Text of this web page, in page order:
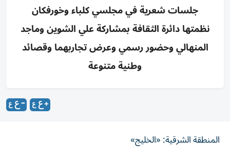
جلسات شعرية في مجلسي كلباء وخورفكان
نظمتها دائرة الثقافة بمشاركة علي الشوين وماجد
المنهالي وحضور رسمي وعرض تجاربهما وقصائد
وطنية متنوعة
المنطقة الشرقية: «الخليج»